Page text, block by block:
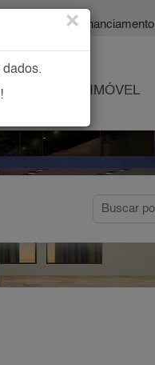
| Financiamento
SEU IMÓVEL
×
dados.